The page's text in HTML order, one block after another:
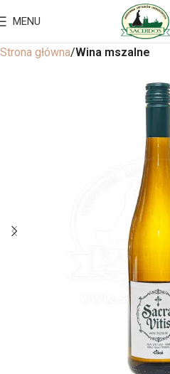
MENU
Strona główna Wina mszalne